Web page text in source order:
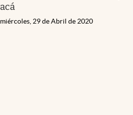
acá
miércoles, 29 de Abril de 2020